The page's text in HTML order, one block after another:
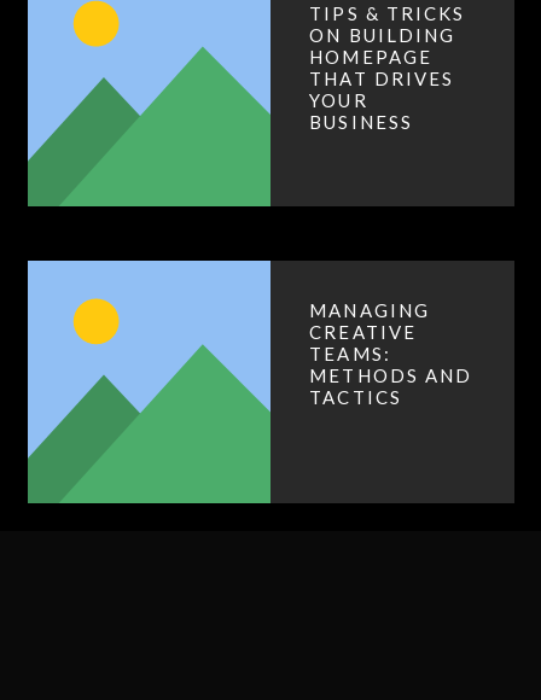
TIPS & TRICKS
ON BUILDING
HOMEPAGE
THAT DRIVES
YOUR
BUSINESS
MANAGING
CREATIVE
TEAMS:
METHODS AND
TACTICS